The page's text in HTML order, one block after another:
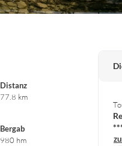
Distanz
77.8 km
Bergab
980 hm